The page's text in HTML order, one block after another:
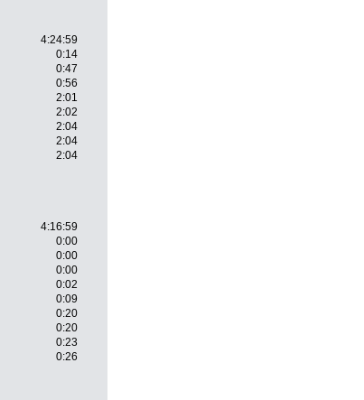
4:24:59
0:14
0:47
0:56
2:01
2:02
2:04
2:04
2:04
4:16:59
0:00
0:00
0:00
0:02
0:09
0:20
0:20
0:23
0:26